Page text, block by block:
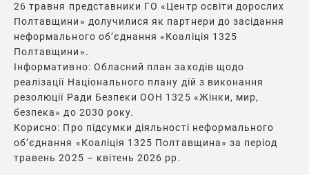
26 травня представники ГО «Центр освіти дорослих
Полтавщини» долучилися як партнери до засідання
неформального об’єднання «Коаліція 1325
Полтавщини».
Інформативно: Обласний план заходів щодо
реалізації Національного плану дій з виконання
резолюції Ради Безпеки ООН 1325 «Жінки, мир,
безпека» до 2030 року.
Корисно: Про підсумки діяльності неформального
об’єднання «Коаліція 1325 Полтавщина» за період
травень 2025 – квітень 2026 рр.